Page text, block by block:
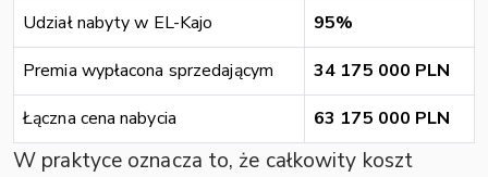
Udział nabyty w EL-Kajo
95%
Premia wypłacona sprzedającym
34 175 000 PLN
Łączna cena nabycia
63 175 000 PLN
W praktyce oznacza to, że całkowity koszt